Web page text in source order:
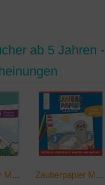
ab 5 Jahren -